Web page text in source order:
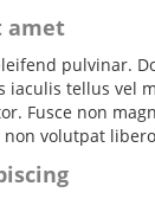
amet
pulvinar.
tellus vel
Fusce non
volutpat